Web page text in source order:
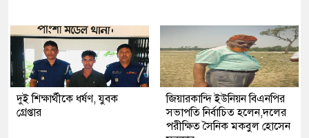
দুই শিক্ষার্থীকে ধর্ষণ, যুবক
গ্রেপ্তার
জিয়ারকান্দি ইউনিয়ন বিএনপির
সভাপতি নির্বাচিত হলেন,দলের
পরীক্ষিত সৈনিক মকবুল হোসেন